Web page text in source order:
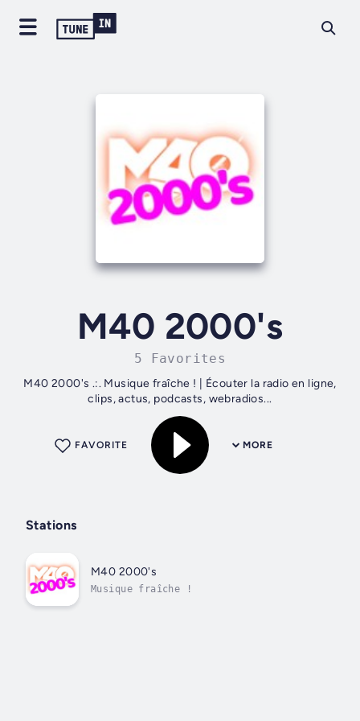
M40 2000's
5 Favorites
M40 2000's .:. Musique fraîche ! | Écouter la radio en ligne,
clips, actus, podcasts, webradios...
MORE
FAVORITE
Stations
M40 2000's
Musique fraîche !